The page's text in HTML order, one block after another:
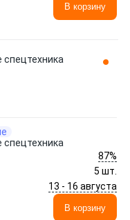
В корзину
спецтехника
спецтехника
87%
5 шт.
13 - 16 августа
В корзину